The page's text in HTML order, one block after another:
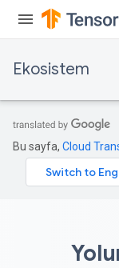
Ekosistem
Bu sayfa, Cloud